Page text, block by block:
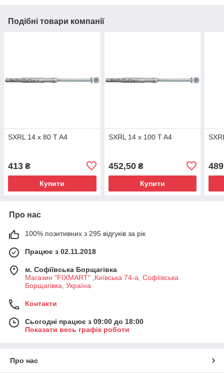
Подібні товари компанії
SXRL 14 x 80 T A4
413 ₴
Купити
SXRL 14 x 100 T A4
452,50₴
Купити
489
Про нас
100% позитивних з 295 відгуків за рік
Працює з 02.11.2018
м. Софіївська Борщагівка
Магазин "FIXMART" ,Київська 74-a, Софіївська
Борщагівка, Україна
Контакти
Сьогодні працює з 09:00 до 18:00
Показати весь графік роботи
Про нас